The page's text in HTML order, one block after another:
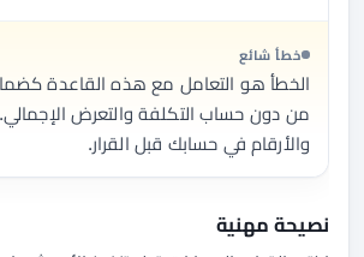
خطأ شائع
الخطأ هو التعامل مع هذه القاعدة
من دون حساب التكلفة والتعرض
والأرقام في حسابك قبل القرار.
نصيحة مهنية